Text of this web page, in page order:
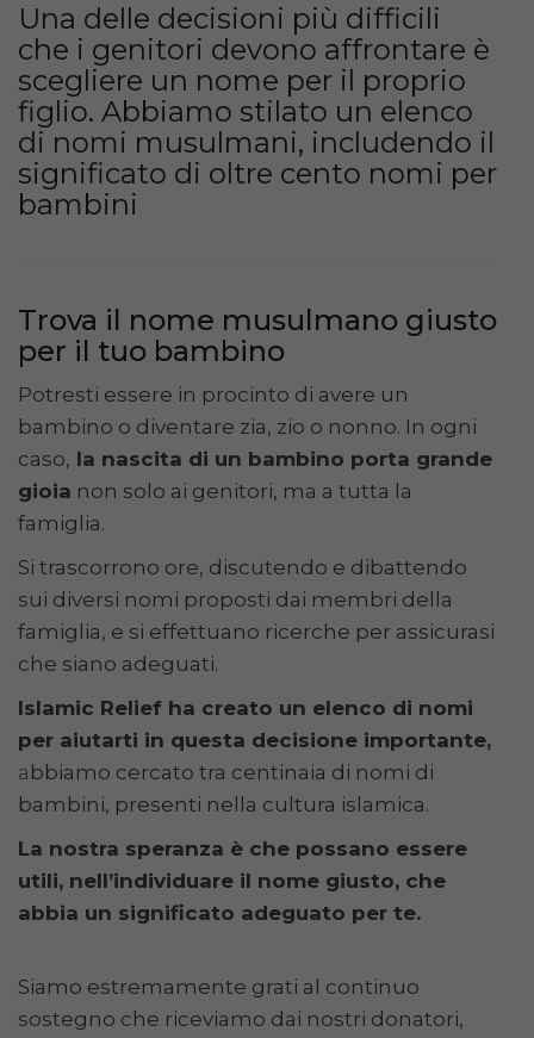
Una delle decisioni più difficili
che i genitori devono affrontare è
scegliere un nome per il proprio
figlio. Abbiamo stilato un elenco
di nomi musulmani, includendo il
significato di oltre cento nomi per
bambini
Trova il nome musulmano giusto
per il tuo bambino
Potresti essere in procinto di avere un
bambino o diventare zia, zio o nonno. In ogni
caso, la nascita di un bambino porta grande
gioia non solo ai genitori, ma a tutta la
famiglia.
Si trascorrono ore, discutendo e dibattendo
sui diversi nomi proposti dai membri della
famiglia, e si effettuano ricerche per assicurasi
che siano adeguati.
Islamic Relief ha creato un elenco di nomi
per aiutarti in questa decisione importante,
a bbiamo cercato tra centinaia di nomi di
bambini, presenti nella cultura islamica.
La nostra speranza è che possano essere
utili, nell’individuare il nome giusto, che
abbia un significato adeguato per te.
Siamo estremamente grati al continuo
sostegno che riceviamo dai nostri donatori,